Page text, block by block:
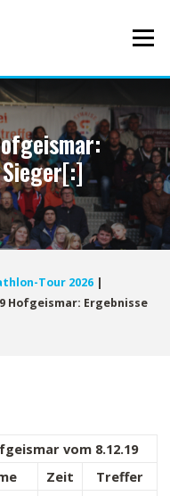
Menü
Tour 2026 |
Hofgeismar: Ergebnisse
vom 8.12.19
Zeit
Treffer